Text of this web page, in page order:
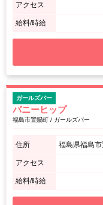
アクセス
給料/時給
ガールズバー
バニーヒップ
福島市置賜町 / ガールズバー
住所 福島県福島
アクセス
給料/時給